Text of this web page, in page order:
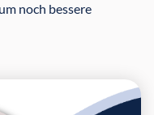
noch bessere